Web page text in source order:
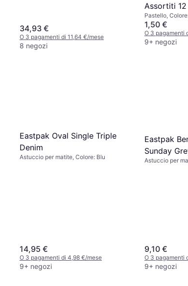
34,93 €
O 3 pagamenti di 11,64 €/mese
8 negozi
Assortiti 12
Pastello,
1,50 €
O 3 pagamenti
9+ negozi
Eastpak Oval Single Triple
Denim
Astuccio per matite, Colore: Blu
14,95 €
O 3 pagamenti di 4,98 €/mese
9+ negozi
Eastpak
Sunday
Astuccio per
9,10 €
O 3 pagamenti
9+ negozi